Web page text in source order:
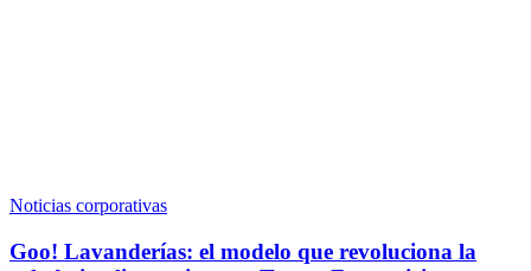
Noticias corporativas
Goo! Lavanderías: el modelo que revoluciona la